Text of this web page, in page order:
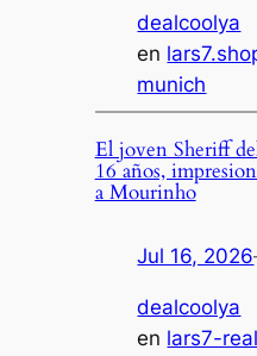
dealcoolya
en
munich
El joven Sheriff
16 años,
a Mourinho
Jul 16, 2026
dealcoolya
en lars7-